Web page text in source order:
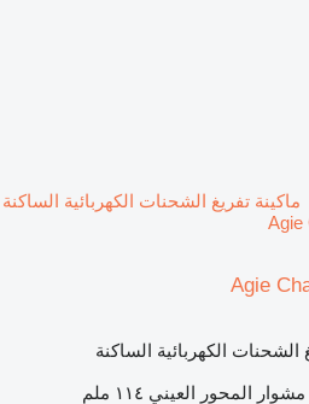
ماكينة تفريغ الشحنات الكهربائية الساكنة
Agie
Agie
الكهربائية الساكنة
مشوار المحور العيني ١١٤ ملم